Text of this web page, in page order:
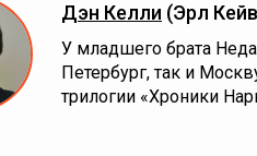
Дэн Келли (Эрл
У младшего брата
Петербург, так и
трилогии «Хроники